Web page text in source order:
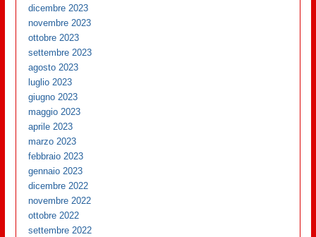
dicembre 2023
novembre 2023
ottobre 2023
settembre 2023
agosto 2023
luglio 2023
giugno 2023
maggio 2023
aprile 2023
marzo 2023
febbraio 2023
gennaio 2023
dicembre 2022
novembre 2022
ottobre 2022
settembre 2022